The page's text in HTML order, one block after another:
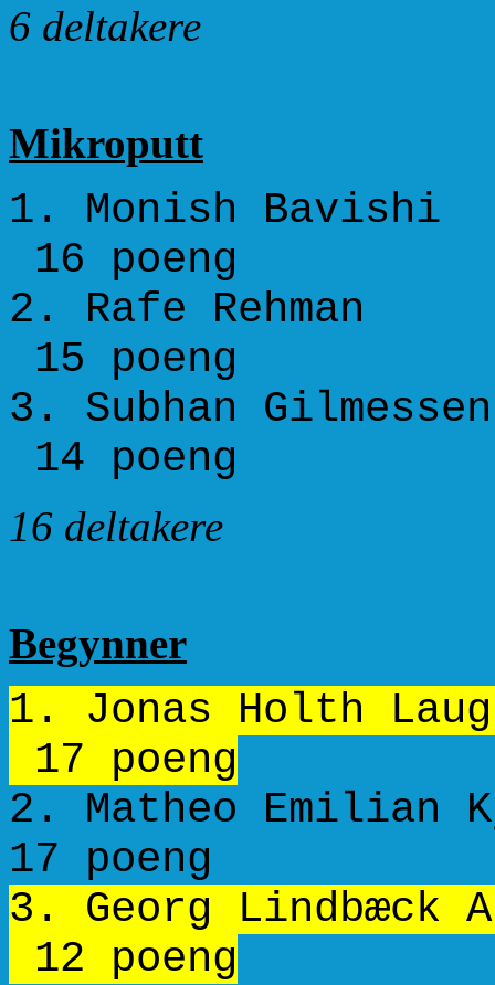
6 deltakere
Mikroputt
1. Monish
16 poeng
2. Rafe
15 poeng
3. Subhan
14 poeng
16 deltakere
Begynner
1. Jonas Holth
17 poeng
2. Matheo
17 poeng
3. Georg
12 poeng